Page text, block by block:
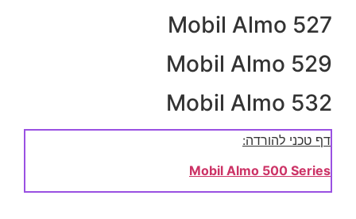
Mobil Almo 527
Mobil Almo 529
Mobil Almo 532
דף טכני להורדה:
Mobil Almo 500 Series